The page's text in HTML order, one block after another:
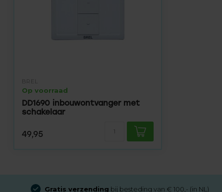
BREL
Op voorraad
DD1690 inbouwontvanger met
schakelaar
49,95
Gratis verzending bij besteding van € 100,- (in NL)